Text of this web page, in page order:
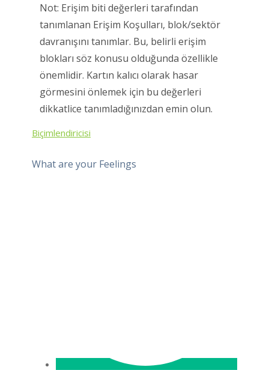
Not: Erişim biti değerleri tarafından
tanımlanan Erişim Koşulları, blok/sektör
davranışını tanımlar. Bu, belirli erişim
blokları söz konusu olduğunda özellikle
önemlidir. Kartın kalıcı olarak hasar
görmesini önlemek için bu değerleri
dikkatlice tanımladığınızdan emin olun.
Biçimlendiricisi
What are your Feelings